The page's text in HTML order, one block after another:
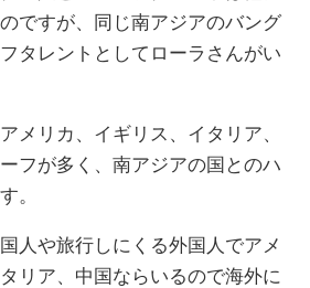
ですが、同じ南アジアのバング
タレントとしてローラさんがい
メリカ、イギリス、イタリア、
フが多く、南アジアの国とのハ
。
人や旅行しにくる外国人でアメ
リア、中国ならいるので海外に